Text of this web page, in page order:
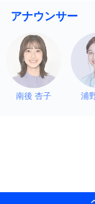
アナウンサー
南後 杏子 浦